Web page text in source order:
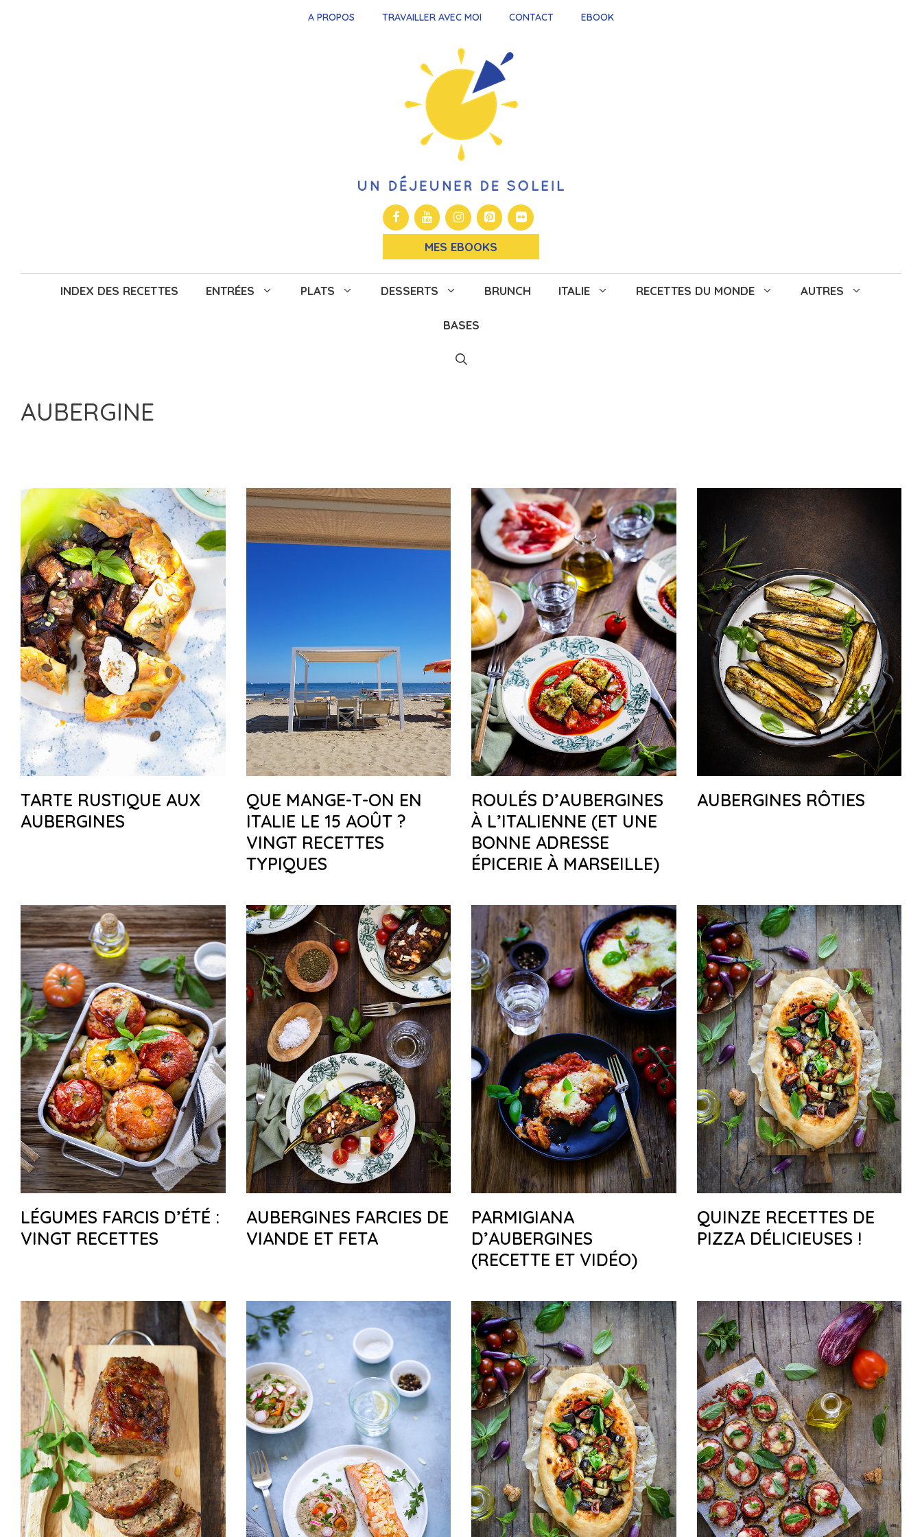
A PROPOS TRAVAILLER AVEC MOI CONTACT EBOOK
MES EBOOKS
INDEX DES RECETTES ENTRÉES PLATS DESSERTS BRUNCH ITALIE RECETTES DU MONDE AUTRES
BASES
AUBERGINE
TARTE RUSTIQUE AUX
AUBERGINES
QUE MANGE-T-ON EN
ITALIE LE 15 AOÛT ?
VINGT RECETTES
TYPIQUES
ROULÉS D’AUBERGINES
À L’ITALIENNE (ET UNE
BONNE ADRESSE
ÉPICERIE À MARSEILLE)
AUBERGINES RÔTIES
LÉGUMES FARCIS D’ÉTÉ :
VINGT RECETTES
AUBERGINES FARCIES DE
VIANDE ET FETA
PARMIGIANA
D’AUBERGINES
(RECETTE ET VIDÉO)
QUINZE RECETTES DE
PIZZA DÉLICIEUSES !